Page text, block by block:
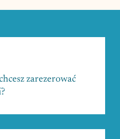
zarezerować